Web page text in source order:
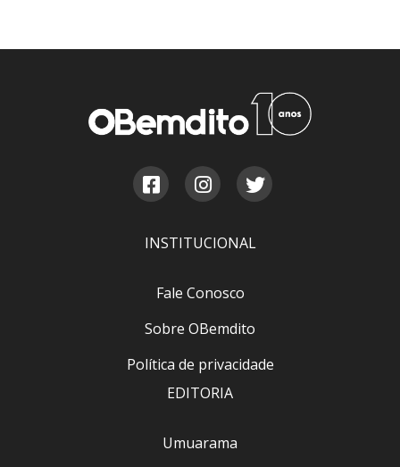
INSTITUCIONAL
Fale Conosco
Sobre OBemdito
Política de privacidade
EDITORIA
Umuarama